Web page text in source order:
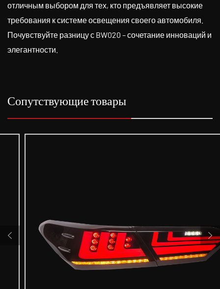
отличным выбором для тех, кто предъявляет высокие
требования к системе освещения своего автомобиля.
Почувствуйте разницу с BW020 – сочетание инноваций и
элегантности.
Сопутствующие товары